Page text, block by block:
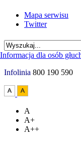
Mapa serwisu
Twitter
Infolinia 800 190 590
A
A+
A++